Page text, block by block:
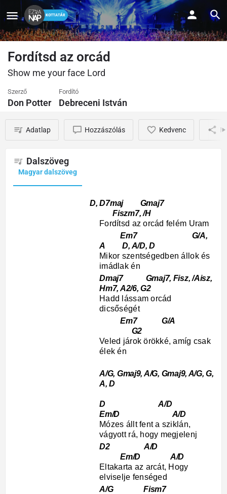
Fordítsd az orcád
Show me your face Lord
Szerző
Don Potter
Fordító
Debreceni István
Adatlap Hozzászólás Kedvenc
Dalszöveg
Magyar dalszöveg
D, D7maj Gmaj7
Fiszm7, /H
Fordítsd az orcád felém Uram
Em7 G/A,
A D, A/D, D
Mikor szentségedben állok és
imádlak én
Dmaj7 Gmaj7, Fisz, /Aisz,
Hm7, A2/6, G2
Hadd lássam orcád
dicsőségét
Em7 G/A
G2
Veled járok örökké, amíg csak
élek én
A/G, Gmaj9, A/G, Gmaj9, A/G, G,
A, D
D A/D
Em/D A/D
Mózes állt fent a sziklán,
vágyott rá, hogy megjelenj
D2 A/D
Em/D A/D
Eltakarta az arcát, Hogy
elviselje fenséged
A/G Fism7